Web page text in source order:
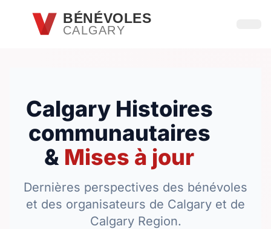
Passer au contenu principal
BÉNÉVOLES
CALGARY
Calgary Histoires
communautaires
& Mises à jour
Dernières perspectives des bénévoles
et des organisateurs de Calgary et de
Calgary Region.